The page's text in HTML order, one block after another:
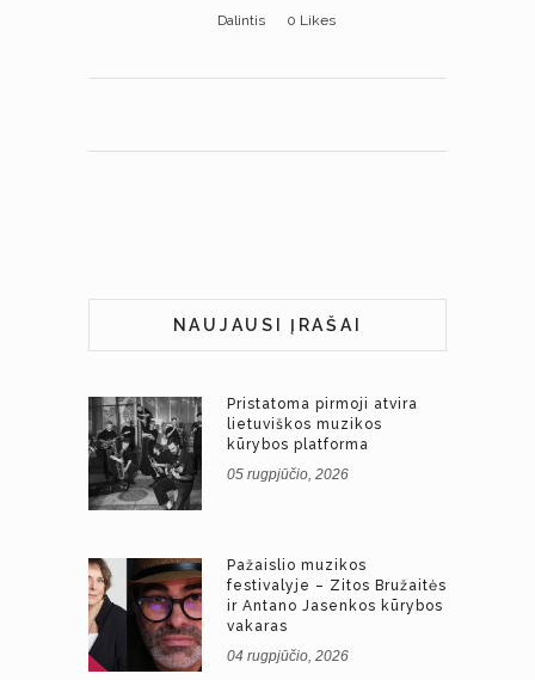
Dalintis 0 Likes
NAUJAUSI ĮRAŠAI
Pristatoma pirmoji atvira
lietuviškos muzikos
kūrybos platforma
05 rugpjūčio, 2026
Pažaislio muzikos
festivalyje – Zitos Bružaitės
ir Antano Jasenkos kūrybos
vakaras
04 rugpjūčio, 2026